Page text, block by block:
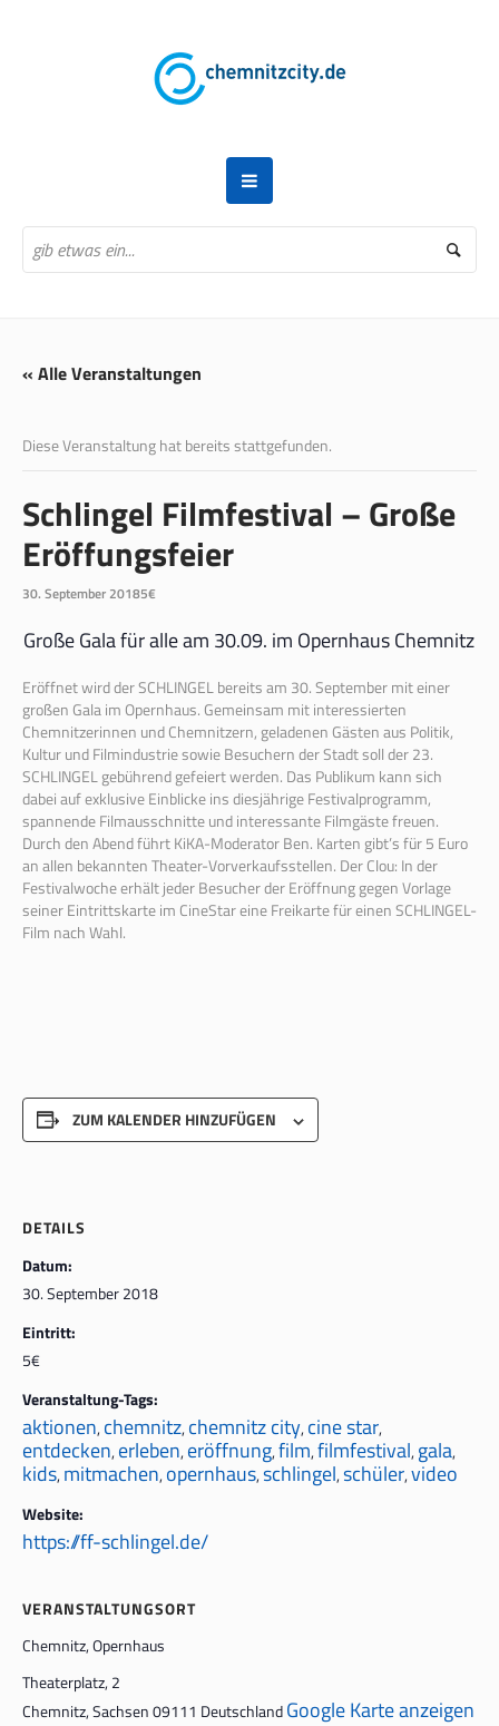
« Alle Veranstaltungen
Diese Veranstaltung hat bereits stattgefunden.
Schlingel Filmfestival – Große
Eröffungsfeier
30. September 20185€
Große Gala für alle am 30.09. im Opernhaus Chemnitz
Eröffnet wird der SCHLINGEL bereits am 30. September mit einer
großen Gala im Opernhaus. Gemeinsam mit interessierten
Chemnitzerinnen und Chemnitzern, geladenen Gästen aus Politik,
Kultur und Filmindustrie sowie Besuchern der Stadt soll der 23.
SCHLINGEL gebührend gefeiert werden. Das Publikum kann sich
dabei auf exklusive Einblicke ins diesjährige Festivalprogramm,
spannende Filmausschnitte und interessante Filmgäste freuen.
Durch den Abend führt KiKA-Moderator Ben. Karten gibt’s für 5 Euro
an allen bekannten Theater-Vorverkaufsstellen. Der Clou: In der
Festivalwoche erhält jeder Besucher der Eröffnung gegen Vorlage
seiner Eintrittskarte im CineStar eine Freikarte für einen SCHLINGEL-
Film nach Wahl.
ZUM KALENDER HINZUFÜGEN
DETAILS
Datum:
30. September 2018
Eintritt:
5€
Veranstaltung-Tags:
aktionen,chemnitz,chemnitz city,cine star,
entdecken,erleben,eröffnung,film,filmfestival,gala,
kids,mitmachen,opernhaus,schlingel,schüler,video
Website:
https://ff-schlingel.de/
VERANSTALTUNGSORT
Chemnitz, Opernhaus
Theaterplatz, 2
Chemnitz,Sachsen09111 DeutschlandGoogle Karte anzeigen